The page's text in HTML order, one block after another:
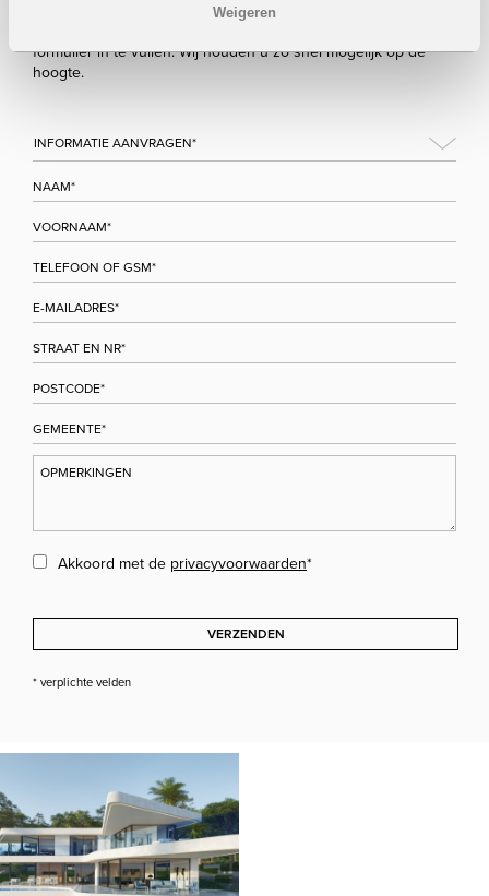
Weigeren
formulier in te vullen. Wij houden u zo snel mogelijk op de
hoogte.
Akkoord met de privacyvoorwaarden*
VERZENDEN
* verplichte velden